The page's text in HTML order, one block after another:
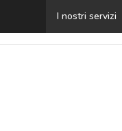
I nostri servizi
Vaccini anti-Covid a